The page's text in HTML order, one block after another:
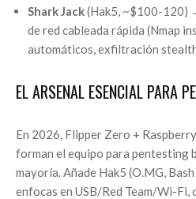
Shark Jack(Hak5, ~$100-120)
de red cableada rápida (Nmap
automáticos, exfiltración
EL ARSENAL ESENCIAL PARA
En 2026, Flipper Zero +
forman el equipo para pentesting
mayoría. Añade Hak5 (O.MG,
enfocas en USB/Red Team/Wi-Fi,